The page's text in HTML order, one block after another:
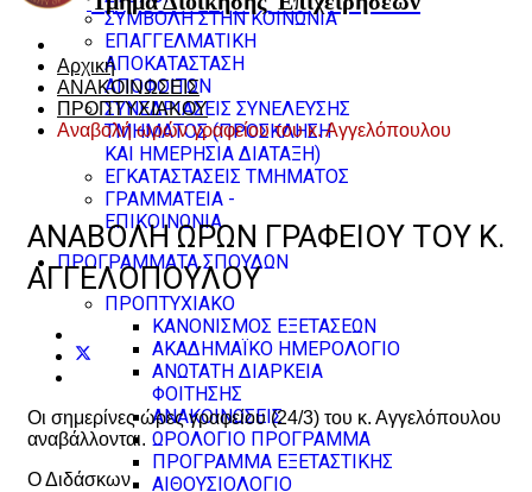
ΣΥΜΒΟΛΗ ΣΤΗΝ ΚΟΙΝΩΝΙΑ
ΕΠΑΓΓΕΛΜΑΤΙΚΗ
ΑΠΟΚΑΤΑΣΤΑΣΗ
ΑΠΟΦΟΙΤΩΝ
ΣΥΝΕΔΡΙΑΣΕΙΣ ΣΥΝΕΛΕΥΣΗΣ
ΤΜΗΜΑΤΟΣ (ΠΡΟΣΚΛΗΣΗ
ΚΑΙ ΗΜΕΡΗΣΙΑ ΔΙΑΤΑΞΗ)
ΕΓΚΑΤΑΣΤΑΣΕΙΣ ΤΜΗΜΑΤΟΣ
ΓΡΑΜΜΑΤΕΙΑ -
ΕΠΙΚΟΙΝΩΝΙΑ
ΠΡΟΓΡΑΜΜΑΤΑ ΣΠΟΥΔΩΝ
ΠΡΟΠΤΥΧΙΑΚΟ
ΚΑΝΟΝΙΣΜΟΣ ΕΞΕΤΑΣΕΩΝ
ΑΚΑΔΗΜΑΪΚΟ ΗΜΕΡΟΛΟΓΙΟ
ΑΝΩΤΑΤΗ ΔΙΑΡΚΕΙΑ
ΦΟΙΤΗΣΗΣ
ΑΝΑΚΟΙΝΩΣΕΙΣ
ΩΡΟΛΟΓΙΟ ΠΡΟΓΡΑΜΜΑ
ΠΡΟΓΡΑΜΜΑ ΕΞΕΤΑΣΤΙΚΗΣ
ΑΙΘΟΥΣΙΟΛΟΓΙΟ
Αρχική
ΑΝΑΚΟΙΝΩΣΕΙΣ
ΠΡΟΠΤΥΧΙΑΚΟΥ
Αναβολή ωρών γραφείου του κ. Αγγελόπουλου
ΑΝΑΒΟΛΉ ΩΡΏΝ ΓΡΑΦΕΊΟΥ ΤΟΥ Κ.
ΑΓΓΕΛΌΠΟΥΛΟΥ
Οι σημερίνες ώρες γραφείου (24/3) του κ. Αγγελόπουλου
αναβάλλονται.
Ο Διδάσκων